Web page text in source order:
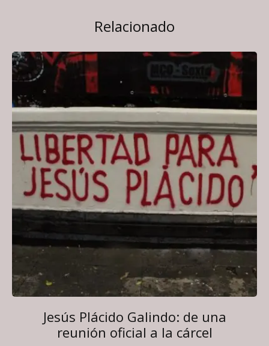
Relacionado
Jesús Plácido Galindo: de una
reunión oficial a la cárcel